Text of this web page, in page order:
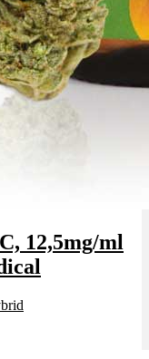
12,5mg/ml